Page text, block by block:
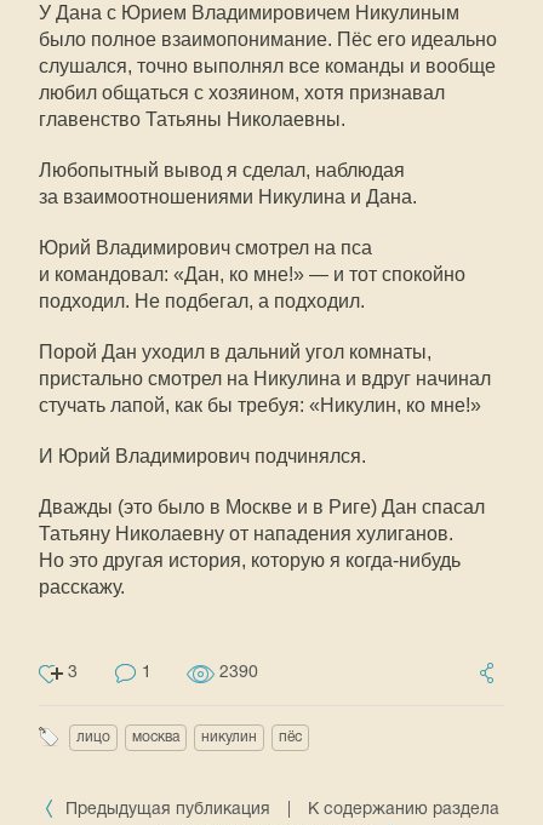
У Дана с Юрием Владимировичем Никулиным
было полное взаимопонимание. Пёс его идеально
слушался, точно выполнял все команды и вообще
любил общаться с хозяином, хотя признавал
главенство Татьяны Николаевны.
Любопытный вывод я сделал, наблюдая
за взаимоотношениями Никулина и Дана.
Юрий Владимирович смотрел на пса
и командовал: «Дан, ко мне!» — и тот спокойно
подходил. Не подбегал, а подходил.
Порой Дан уходил в дальний угол комнаты,
пристально смотрел на Никулина и вдруг начинал
стучать лапой, как бы требуя: «Никулин, ко мне!»
И Юрий Владимирович подчинялся.
Дважды (это было в Москве и в Риге) Дан спасал
Татьяну Николаевну от нападения хулиганов.
Но это другая история, которую я когда-нибудь
расскажу.
3 1 2390
лицо москва никулин пёс
Предыдущая публикация
К содержанию раздела